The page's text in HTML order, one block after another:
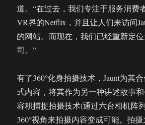
道。“在过去，我们专注于服务消费
VR界的Netflix，并且让人们来访问
的网站。而现在，我们已经重新定
司。”
有了360°化身拍摄技术，Jaunt为其
式内容，将其作为另一种讲述故事和
容积捕捉拍摄技术(通过六台相机阵
360°视角来拍摄内容变成可能。拍